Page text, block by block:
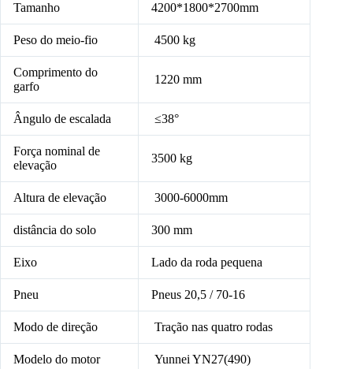
Tamanho 4200*1800*2700mm
Peso do meio-fio 4500 kg
Comprimento do
garfo
1220 mm
Ângulo de escalada ≤38°
Força nominal de
elevação
3500 kg
Altura de elevação 3000-6000mm
distância do solo 300 mm
Eixo Lado da roda pequena
Pneu Pneus 20,5 / 70-16
Modo de direção Tração nas quatro rodas
Modelo do motor Yunnei YN27(490)